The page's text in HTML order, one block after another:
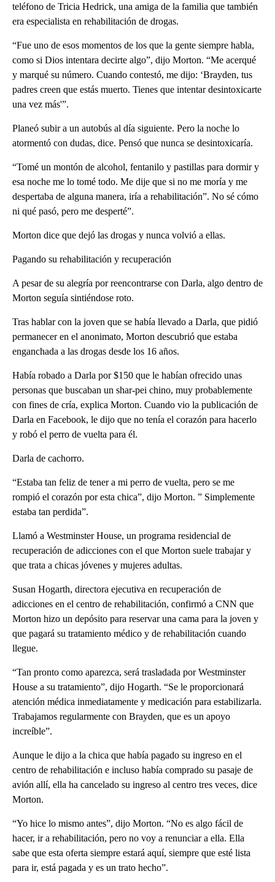
teléfono de Tricia Hedrick, una amiga de la familia que también
era especialista en rehabilitación de drogas.
“Fue uno de esos momentos de los que la gente siempre habla,
como si Dios intentara decirte algo”, dijo Morton. “Me acerqué
y marqué su número. Cuando contestó, me dijo: ‘Brayden, tus
padres creen que estás muerto. Tienes que intentar desintoxicarte
una vez más'”.
Planeó subir a un autobús al día siguiente. Pero la noche lo
atormentó con dudas, dice. Pensó que nunca se desintoxicaría.
“Tomé un montón de alcohol, fentanilo y pastillas para dormir y
esa noche me lo tomé todo. Me dije que si no me moría y me
despertaba de alguna manera, iría a rehabilitación”. No sé cómo
ni qué pasó, pero me desperté”.
Morton dice que dejó las drogas y nunca volvió a ellas.
Pagando su rehabilitación y recuperación
A pesar de su alegría por reencontrarse con Darla, algo dentro de
Morton seguía sintiéndose roto.
Tras hablar con la joven que se había llevado a Darla, que pidió
permanecer en el anonimato, Morton descubrió que estaba
enganchada a las drogas desde los 16 años.
Había robado a Darla por $150 que le habían ofrecido unas
personas que buscaban un shar-pei chino, muy probablemente
con fines de cría, explica Morton. Cuando vio la publicación de
Darla en Facebook, le dijo que no tenía el corazón para hacerlo
y robó el perro de vuelta para él.
Darla de cachorro.
“Estaba tan feliz de tener a mi perro de vuelta, pero se me
rompió el corazón por esta chica”, dijo Morton. ” Simplemente
estaba tan perdida”.
Llamó a Westminster House, un programa residencial de
recuperación de adicciones con el que Morton suele trabajar y
que trata a chicas jóvenes y mujeres adultas.
Susan Hogarth, directora ejecutiva en recuperación de
adicciones en el centro de rehabilitación, confirmó a CNN que
Morton hizo un depósito para reservar una cama para la joven y
que pagará su tratamiento médico y de rehabilitación cuando
llegue.
“Tan pronto como aparezca, será trasladada por Westminster
House a su tratamiento”, dijo Hogarth. “Se le proporcionará
atención médica inmediatamente y medicación para estabilizarla.
Trabajamos regularmente con Brayden, que es un apoyo
increíble”.
Aunque le dijo a la chica que había pagado su ingreso en el
centro de rehabilitación e incluso había comprado su pasaje de
avión allí, ella ha cancelado su ingreso al centro tres veces, dice
Morton.
“Yo hice lo mismo antes”, dijo Morton. “No es algo fácil de
hacer, ir a rehabilitación, pero no voy a renunciar a ella. Ella
sabe que esta oferta siempre estará aquí, siempre que esté lista
para ir, está pagada y es un trato hecho”.